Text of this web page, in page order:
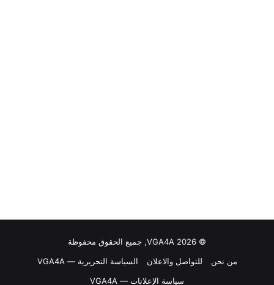
© VGA4A 2026, جميع الحقوق محفوظة
من نحن
للتواصل والاعلان
السياسة التحريرية — VGA4A
سياسة الإعلانات — VGA4A